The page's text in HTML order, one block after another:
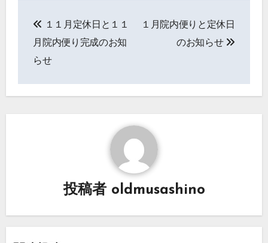
稿
ナ
ビ
１１月定休日と１１
月院内便り完成のお知
らせ
１月院内便りと定休日
のお知らせ
投稿者 oldmusashino